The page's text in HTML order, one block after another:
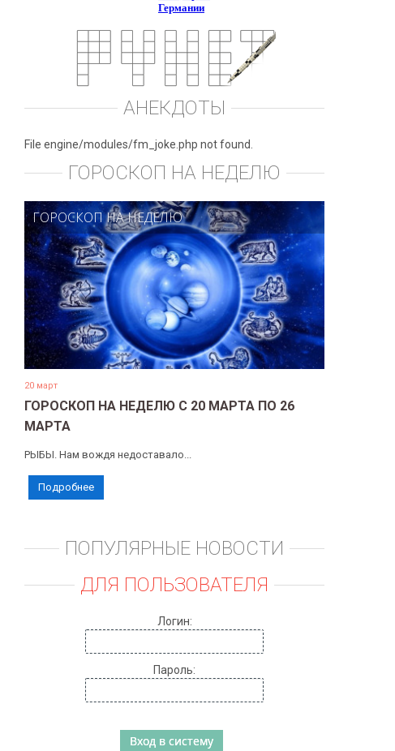
АНЕКДОТЫ
File engine/modules/fm_joke.php not found.
ГОРОСКОП НА НЕДЕЛЮ
ГОРОСКОП НА НЕДЕЛЮ
20 март
ГОРОСКОП НА НЕДЕЛЮ С 20 МАРТА ПО 26
МАРТА
РЫБЫ. Нам вождя недоставало...
Подробнее
ПОПУЛЯРНЫЕ НОВОСТИ
ДЛЯ ПОЛЬЗОВАТЕЛЯ
Логин:
Пароль: